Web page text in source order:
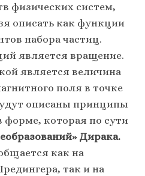
физических систем,
описать как функции
набора частиц.
является вращение.
является величина
поля в точке
описаны принципы
форме, которая по сути
Дирака.
как на
так и на